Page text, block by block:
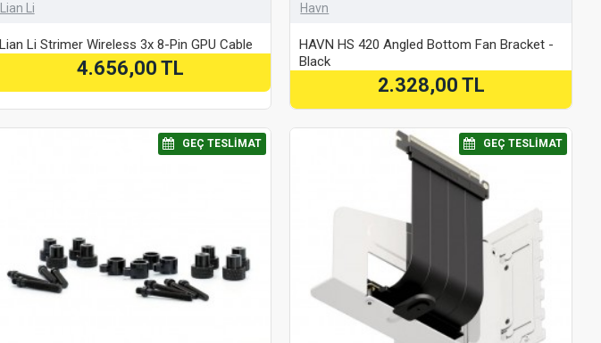
Lian Li
Lian Li Strimer Wireless 3x 8-Pin GPU Cable
4.656,00 TL
Havn
HAVN HS 420 Angled Bottom Fan Bracket -
Black
2.328,00 TL
⠀GEÇ TESLIMAT ⠀GEÇ TESLIMAT